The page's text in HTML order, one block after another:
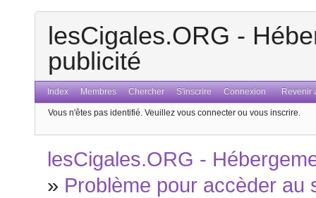
lesCigales.ORG -
publicité
Index Membres Chercher S'inscrire Connexion Revenir
Vous n'êtes pas identifié. Veuillez vous connecter ou vous inscrire.
lesCigales.ORG -
» Problème pour accèder au